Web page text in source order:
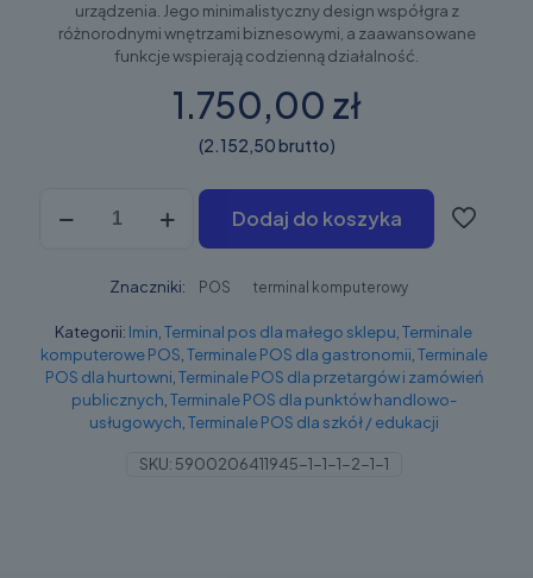
urządzenia. Jego minimalistyczny design współgra z
różnorodnymi wnętrzami biznesowymi, a zaawansowane
funkcje wspierają codzienną działalność.
1.750,00 zł
(2.152,50 brutto)
iMin
Dodaj do koszyka
Znaczniki: POS terminal komputerowy
Kategorii: Imin,Terminal pos dla małego sklepu,Terminale
komputerowe POS,Terminale POS dla gastronomii,Terminale
POS dla hurtowni,Terminale POS dla przetargów i zamówień
publicznych,Terminale POS dla punktów handlowo-
usługowych,Terminale POS dla szkół / edukacji
SKU: 5900206411945-1-1-1-2-1-1